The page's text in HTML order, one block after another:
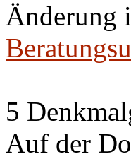
Änderung
5
Auf der